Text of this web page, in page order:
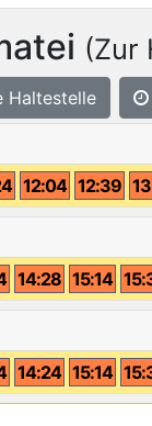
(Zur
Haltestelle
12:04 12:39
14:28 15:14
14:24 15:14